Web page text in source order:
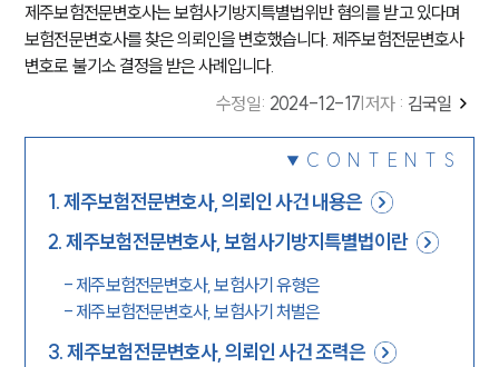
제주보험전문변호사는 보험사기방지특별법위반 혐의를 받고 있다며
보험전문변호사를 찾은 의뢰인을 변호했습니다. 제주보험전문변호사
변호로 불기소 결정을 받은 사례입니다.
수정일: 2024-12-17 저자 : 김국일
CONTENTS
1.제주보험전문변호사, 의뢰인 사건 내용은
2.제주보험전문변호사, 보험사기방지특별법이란
- 제주보험전문변호사, 보험사기 유형은
- 제주보험전문변호사, 보험사기 처벌은
3.제주보험전문변호사, 의뢰인 사건 조력은